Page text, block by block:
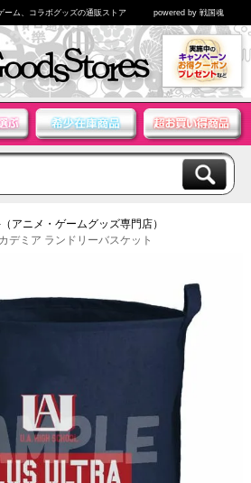
ーム、コラボグッズの通販ストア powered by 戦国魂
アニメ・ゲームグッズ専門店）
デミア ランドリーバスケット